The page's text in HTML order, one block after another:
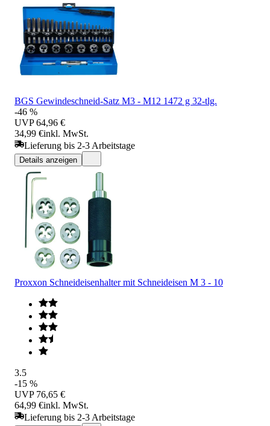
BGS Gewindeschneid-Satz M3 - M12 1472 g 32-tlg.
-46 %
UVP 64,96 €
34,99 €inkl. MwSt.
Lieferung bis 2-3 Arbeitstage
Details anzeigen
Proxxon Schneideisenhalter mit Schneideisen M 3 - 10
3.5
-15 %
UVP 76,65 €
64,99 €inkl. MwSt.
Lieferung bis 2-3 Arbeitstage